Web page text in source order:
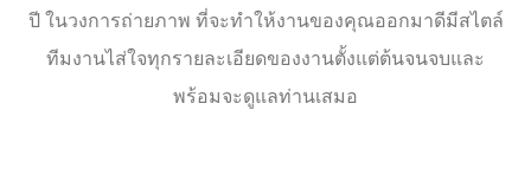
ปี ในวงการถ่ายภาพ ที่จะทำให้งานของคุณออกมาดีมีสไตล์
ทีมงานไส่ใจทุกรายละเอียดของงานตั้งแต่ต้นจนจบและ
พร้อมจะดูแลท่านเสมอ